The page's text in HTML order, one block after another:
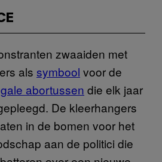
zwaaiden met
als symbool voor de
abortussen die elk jaar
De kleerhangers
in de bomen voor het
aan de politici die